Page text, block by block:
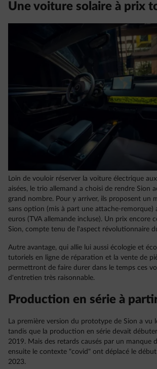
Une voiture solaire à prix
Loin de vouloir réserver la voiture électrique
aisées, le trio allemand a choisi de rendre Sion
grand nombre. Pour y arriver, ils proposent un
sans option (mis à part une attache-remorque)
euros (TVA allemande incluse). Un prix encore
Sion, compte tenu de l'aspect révolutionnaire
Autre avantage, qui allie lui aussi écologie et
tutoriels en ligne de réparation et la vente de
permettront de faire durer dans le temps ces
d'entretien très raisonnable.
Production en série à
La première version du prototype de Sion a vu
tandis que la production en série devait
2019. Mais des retards causés par un manque
ensuite le contexte "covid" ont déplacé le
2023.